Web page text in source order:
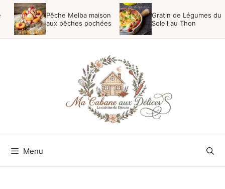
Aller
contenu
Pêche Melba maison
aux pêches pochées
Gratin de Légumes du
Soleil au Thon
Menu